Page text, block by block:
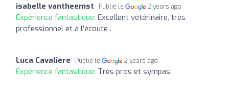
isabelle vantheemst Publié le 2 years ago
Expérience fantastique: Excellent vétérinaire, très
professionnel et à l'écoute .
Luca Cavaliere Publié le 2 years ago
Expérience fantastique: Très pros et sympas.